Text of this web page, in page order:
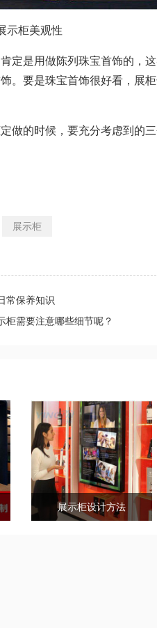
柜美观性
是用做陈列珠宝首饰的，这
。要是珠宝首饰很好看，展
的时候，要充分考虑到的三
展示柜
常保养知识
柜需要注意哪些细节呢？
展示柜设计方法